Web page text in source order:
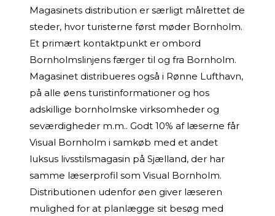
Magasinets distribution er særligt målrettet de
steder, hvor turisterne først møder Bornholm.
Et primært kontaktpunkt er ombord
Bornholmslinjens færger til og fra Bornholm.
Magasinet distribueres også i Rønne Lufthavn,
på alle øens turistinformationer og hos
adskillige bornholmske virksomheder og
seværdigheder m.m.. Godt 10% af læserne får
Visual Bornholm i samkøb med et andet
luksus livsstilsmagasin på Sjælland, der har
samme læserprofil som Visual Bornholm.
Distributionen udenfor øen giver læseren
mulighed for at planlægge sit besøg med